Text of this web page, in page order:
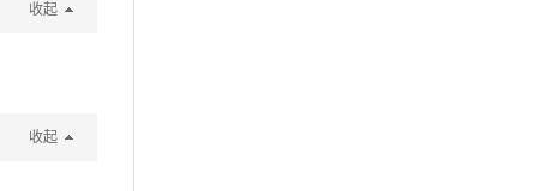
收起
收起